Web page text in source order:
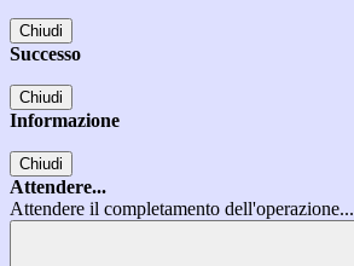
Chiudi
Successo
Chiudi
Informazione
Chiudi
Attendere...
Attendere il completamento dell'operazione...